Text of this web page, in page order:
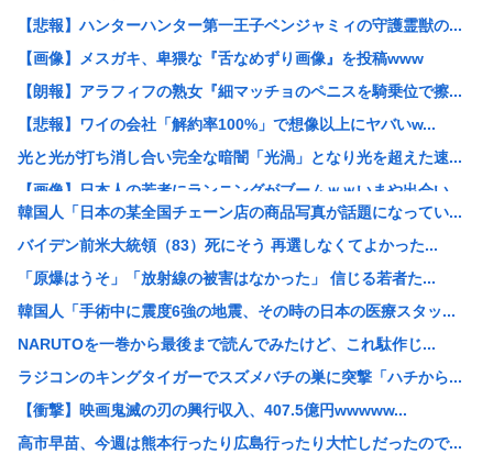
【悲報】ハンターハンター第一王子ベンジャミィの守護霊獣の...
【画像】メスガキ、卑猥な『舌なめずり画像』を投稿www
【朗報】アラフィフの熟女『細マッチョのペニスを騎乗位で擦...
【悲報】ワイの会社「解約率100%」で想像以上にヤバいw...
光と光が打ち消し合い完全な暗闇「光渦」となり光を超えた速...
【画像】日本人の若者にランニングがブームｗｗいまや出会い...
日本のソシャゲ業界、ラストウォーサバイバルとかいう中国ソ...
木村容疑者の爆乳同級生、インタビューを受けてしまうwww
逃げ上手の若君の公式X、トンデモない物を公開www
【朗報】 秋田県、UAEのオイルマネー2兆円が転がり込ん...
【イーロン・マスク】NVIDIAのGPUだけを使うと決め...
熊本世帯に10万円貸し付け、無利子www
【悲報】高市首相の靖国参拝「適切に判断」 …総理になる前...
居酒屋で｢とりわさ｣を食べた医師､全身麻痺に｢死んだ方が...
韓国人「日本の某全国チェーン店の商品写真が話題になってい...
バイデン前米大統領（83）死にそう 再選しなくてよかった...
「原爆はうそ」「放射線の被害はなかった」 信じる若者た...
韓国人「手術中に震度6強の地震、その時の日本の医療スタッ...
NARUTOを一巻から最後まで読んでみたけど、これ駄作じ...
ラジコンのキングタイガーでスズメバチの巣に突撃「ハチから...
【衝撃】映画鬼滅の刃の興行収入、407.5億円wwwww...
高市早苗、今週は熊本行ったり広島行ったり大忙しだったので...